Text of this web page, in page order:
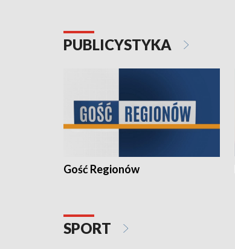
PUBLICYSTYKA
Gość Regionów
SPORT